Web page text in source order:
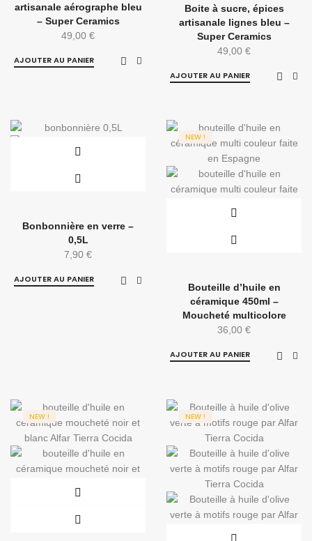
artisanale aérographe bleu
– Super Ceramics
49,00 €
AJOUTER AU PANIER
Boite à sucre, épices
artisanale lignes bleu –
Super Ceramics
49,00 €
AJOUTER AU PANIER
Bonbonnière en verre –
0,5L
7,90 €
AJOUTER AU PANIER
NEW !
Bouteille d’huile en
céramique 450ml –
Moucheté multicolore
36,00 €
AJOUTER AU PANIER
NEW ! NEW !